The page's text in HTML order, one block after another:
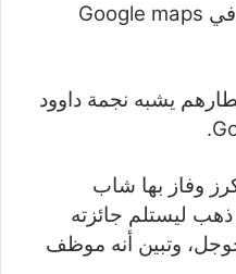
مساحة البيانات الموجودة في Google maps
يشبه نجمة داوود
وفاز بها شاب
ليستلم جائزته
وتبين أنه موظف